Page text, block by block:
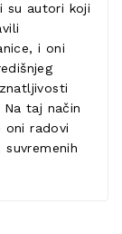
su autori koji
i oni
taj način
oni radovi